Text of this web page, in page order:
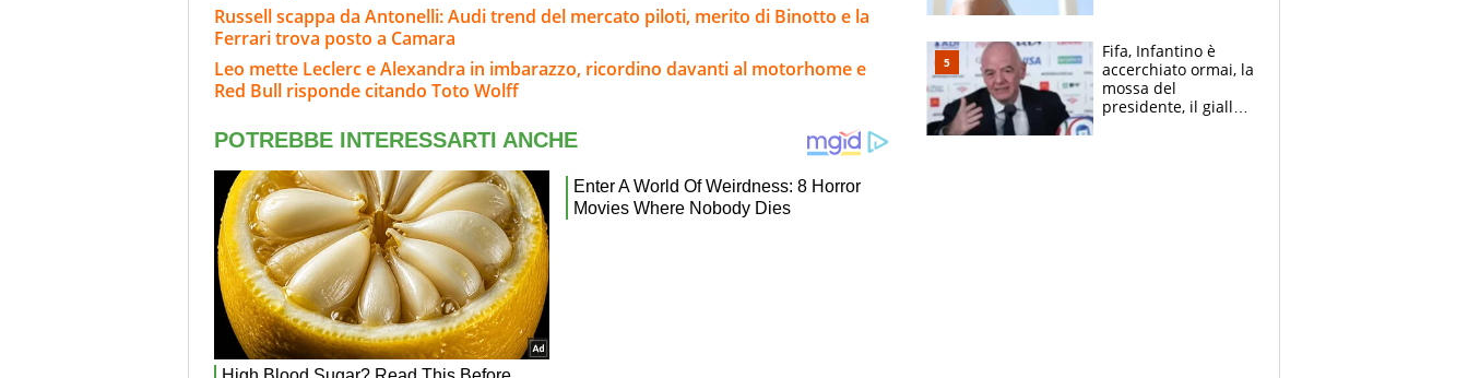
Russell scappa da Antonelli: Audi trend del mercato piloti, merito di Binotto e la
Ferrari trova posto a Camara
Leo mette Leclerc e Alexandra in imbarazzo, ricordino davanti al motorhome e
Red Bull risponde citando Toto Wolff
Fifa, Infantino è
accerchiato ormai, la
mossa del
presidente, il giallo